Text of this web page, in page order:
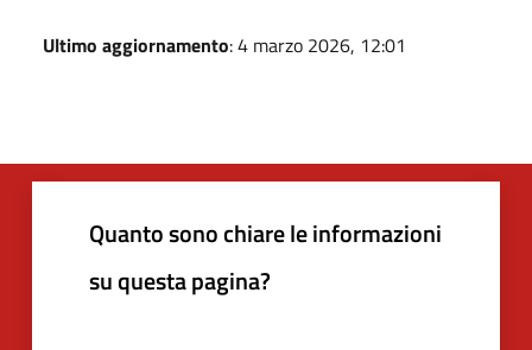
Ultimo aggiornamento: 4 marzo 2026, 12:01
Quanto sono chiare le informazioni
su questa pagina?